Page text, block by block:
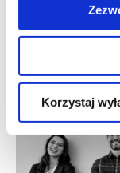
Korzystaj
Nowe